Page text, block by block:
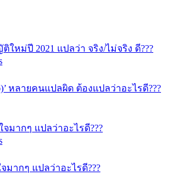
ติใหม่ปี 2021 แปลว่า จริง/ไม่จริง ดี???
หลายคนแปลผิด ต้องแปลว่าอะไรดี???
จมากๆ แปลว่าอะไรดี???
มากๆ แปลว่าอะไรดี???